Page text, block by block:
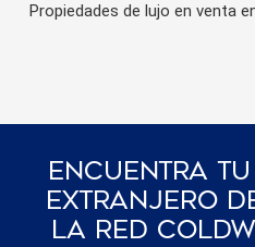
Propiedades de lujo en venta
Encuentra
Extranjero
La Red